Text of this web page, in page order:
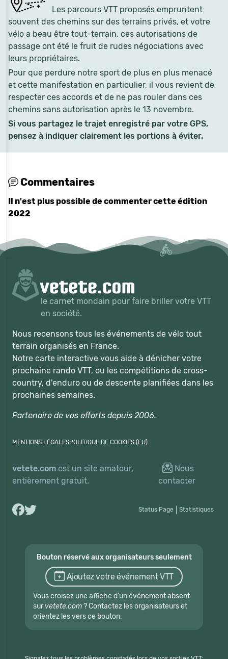
Les parcours VTT proposés empruntent
souvent des chemins sur des terrains privés, et votre
vélo a beau être tout-terrain, ces autorisations de
passage ont été le fruit de rudes négociations avec
leurs propriétaires.
Pour que perdure notre sport de plus en plus menacé
et cette manifestation en particulier, il vous revient de
respecter ces accords et de ne pas rouler dans ces
chemins sans autorisation après le 13 novembre.
Si vous partagez le trajet enregistré par votre GPS,
pensez à indiquer clairement les portions à éviter.
Commentaires
Il n'est plus possible de commenter cette édition
2022
le carnet mondain pour faire briller votre VTT
en société.
Nous recensons tous les événements de vélo tout
terrain organisés en France.
Notre carte interactive vous aide à dénicher votre
prochaine rando VTT, ou les compétitions de cross-
country, d'enduro ou de descente planifiées dans les
prochaines semaines.
Partenaire de vos efforts depuis 2006.
MENTIONS LÉGALESPOLITIQUE DE COOKIES (EU)
vetete.com est un site amateur,
entièrement gratuit.
Nous
contacter
Status Page Statistiques
Bouton réservé aux organisateurs seulement
Ajoutez votre événement VTT
Vous croisez une affiche d'un événement absent
sur vetete.com? Contactez les organisateurs et
orientez les vers ce bouton.